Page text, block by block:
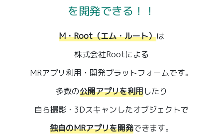
を開発できる！！
M・Root（エム・ルート）は
株式会社Rootによる
MRアプリ利用・開発プラットフォームです。
多数の公開アプリを利用したり
自ら撮影・3Dスキャンしたオブジェクトで
独自のMRアプリを開発できます。